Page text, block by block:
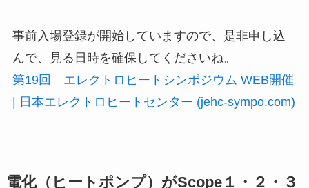
事前入場登録が開始していますので、是非申し込
んで、見る日時を確保してくださいね。
第19回 エレクトロヒートシンポジウム WEB開催
| 日本エレクトロヒートセンター (jehc-sympo.com)
電化（ヒートポンプ）がScope１・２・３